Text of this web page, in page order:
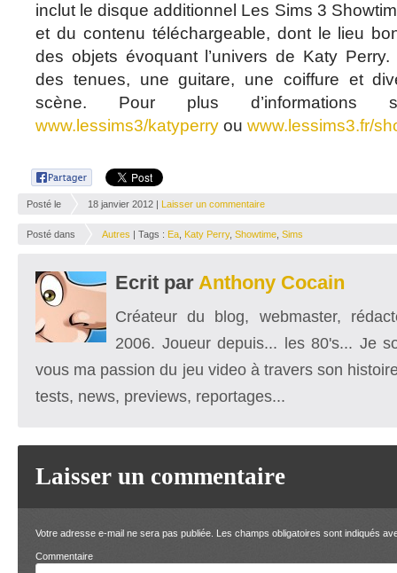
inclut le disque additionnel Les Sims 3
et du contenu téléchargeable, dont le lieu
des objets évoquant l’univers de Katy
des tenues, une guitare, une coiffure et
scène. Pour plus
www.lessims3/katyperry ou www.lessims3.fr/
Posté le 18 janvier 2012 | Laisser un commentaire
Posté dans Autres | Tags : Ea Katy Perry, Showtime Sims
Ecrit par Anthony Cocain
Créateur du blog, webmaster,
2006. Joueur depuis... les 80's... Je
vous ma passion du jeu video à travers son
tests, news, previews, reportages...
Laisser un commentaire
Votre adresse e-mail ne sera pas publiée. Les champs obligatoires sont indiqués